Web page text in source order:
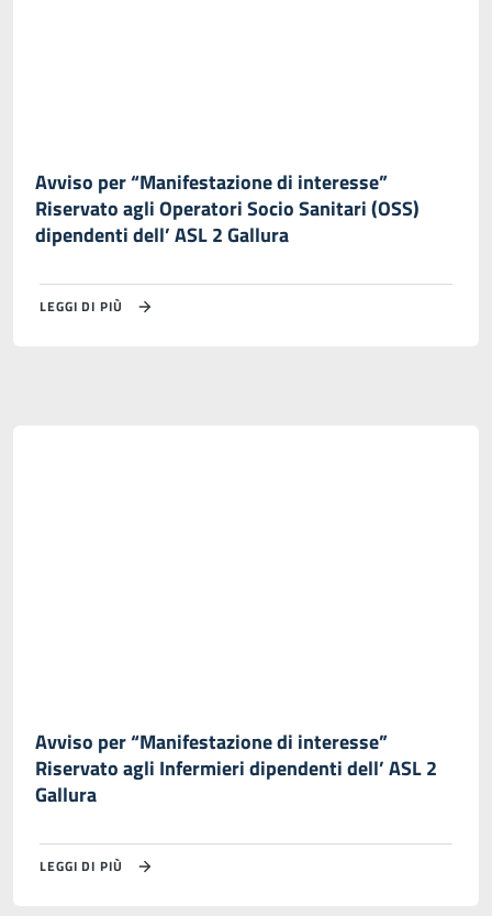
Avviso per “Manifestazione di interesse”
Riservato agli Operatori Socio Sanitari (OSS)
dipendenti dell’ ASL 2 Gallura
LEGGI DI PIÙ
Avviso per “Manifestazione di interesse”
Riservato agli Infermieri dipendenti dell’ ASL 2
Gallura
LEGGI DI PIÙ